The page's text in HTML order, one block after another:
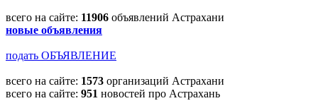
всего на сайте: 11906 объявлений Астрахани
новые объявления
подать ОБЪЯВЛЕНИЕ
всего на сайте: 1573 организаций Астрахани
всего на сайте: 951 новостей про Астрахань